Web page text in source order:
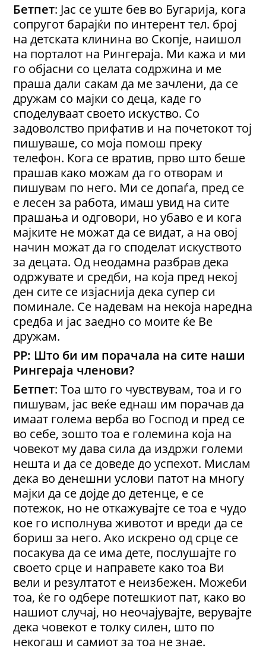
Бетпет: Јас се уште бев во Бугарија, кога
сопругот барајќи по интерент тел. број
на детската клинина во Скопје, наишол
на порталот на Рингераја. Ми кажа и ми
го објасни со целата содржина и ме
праша дали сакам да ме зачлени, да се
дружам со мајки со деца, каде го
споделуваат своето искуство. Со
задоволство прифатив и на почетокот тој
пишуваше, со моја помош преку
телефон. Кога се вратив, прво што беше
прашав како можам да го отворам и
пишувам по него. Ми се допаѓа, пред се
е лесен за работа, имаш увид на сите
прашања и одговори, но убаво е и кога
мајките не можат да се видат, а на овој
начин можат да го споделат искуството
за децата. Од неодамна разбрав дека
одржувате и средби, на која пред некој
ден сите се изјаснија дека супер си
поминале. Се надевам на некоја наредна
средба и јас заедно со моите ќе Ве
дружам.
РР: Што би им порачала на сите наши
Рингераја членови?
Бетпет: Тоа што го чувствувам, тоа и го
пишувам, јас веќе еднаш им порачав да
имаат голема верба во Господ и пред се
во себе, зошто тоа е големина која на
човекот му дава сила да издржи големи
нешта и да се доведе до успехот. Мислам
дека во денешни услови патот на многу
мајки да се дојде до детенце, е се
потежок, но не откажувајте се тоа е чудо
кое го исполнува животот и вреди да се
бориш за него. Ако искрено од срце се
посакува да се има дете, послушајте го
своето срце и направете како тоа Ви
вели и резултатот е неизбежен. Можеби
тоа, ќе го одбере потешкиот пат, како во
нашиот случај, но неочајувајте, верувајте
дека човекот е толку силен, што по
некогаш и самиот за тоа не знае.